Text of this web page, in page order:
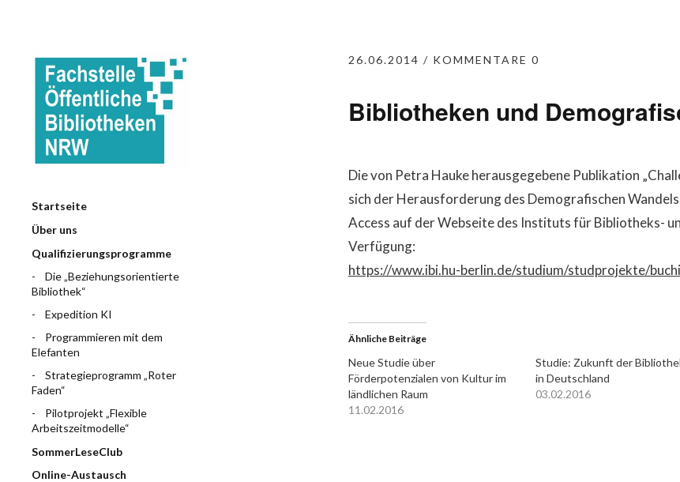
Startseite
Über uns
Qualifizierungsprogramme
Die „Beziehungsorientierte
Bibliothek“
Expedition KI
Programmieren mit dem
Elefanten
Strategieprogramm „Roter
Faden“
Pilotprojekt „Flexible
Arbeitszeitmodelle“
SommerLeseClub
Online-Austausch
26.06.2014 KOMMENTARE 0
Bibliotheken und
Die von Petra Hauke herausgegebene Publikation
sich der Herausforderung des Demografischen
Access auf der Webseite des Instituts für Bibliotheks-
Verfügung:
https://www.ibi.hu-berlin.de/studium/studprojekte/
Ähnliche Beiträge
Neue Studie über
Förderpotenzialen von Kultur im
ländlichen Raum
11.02.2016
Studie: Zukunft der
in Deutschland
03.02.2016